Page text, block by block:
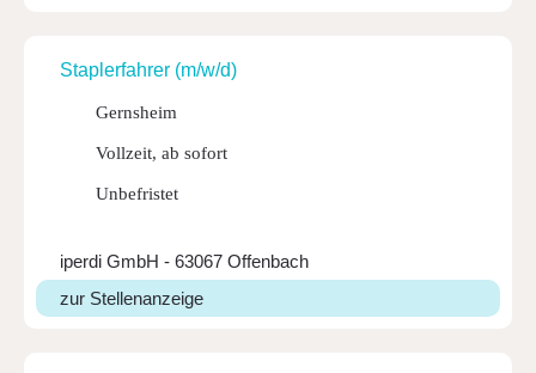
Stap­ler­fahrer (m/w/d)
Gernsheim
Vollzeit, ab sofort
Unbefristet
iperdi GmbH - 63067 Offenbach
zur Stellenanzeige